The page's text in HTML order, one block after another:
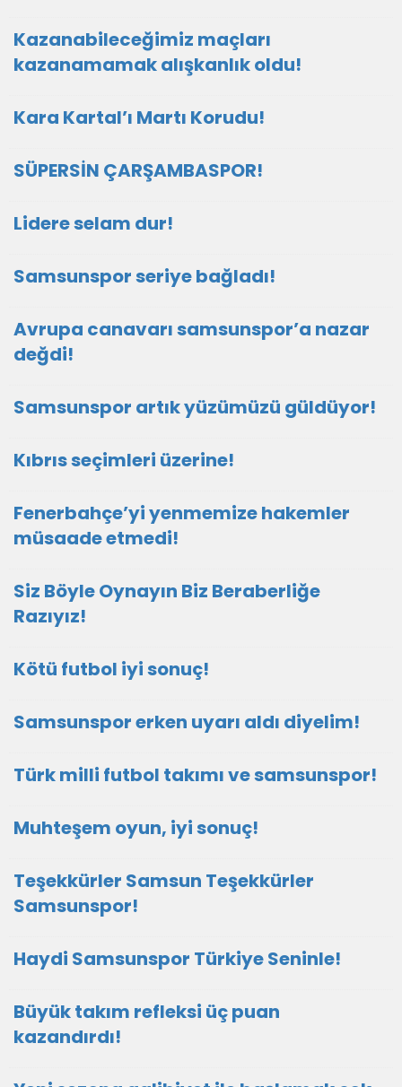
Kazanabileceğimiz maçları
kazanamamak alışkanlık oldu!
Kara Kartal’ı Martı Korudu!
SÜPERSİN ÇARŞAMBASPOR!
Lidere selam dur!
Samsunspor seriye bağladı!
Avrupa canavarı samsunspor’a nazar
değdi!
Samsunspor artık yüzümüzü güldüyor!
Kıbrıs seçimleri üzerine!
Fenerbahçe’yi yenmemize hakemler
müsaade etmedi!
Siz Böyle Oynayın Biz Beraberliğe
Razıyız!
Kötü futbol iyi sonuç!
Samsunspor erken uyarı aldı diyelim!
Türk milli futbol takımı ve samsunspor!
Muhteşem oyun, iyi sonuç!
Teşekkürler Samsun Teşekkürler
Samsunspor!
Haydi Samsunspor Türkiye Seninle!
Büyük takım refleksi üç puan
kazandırdı!